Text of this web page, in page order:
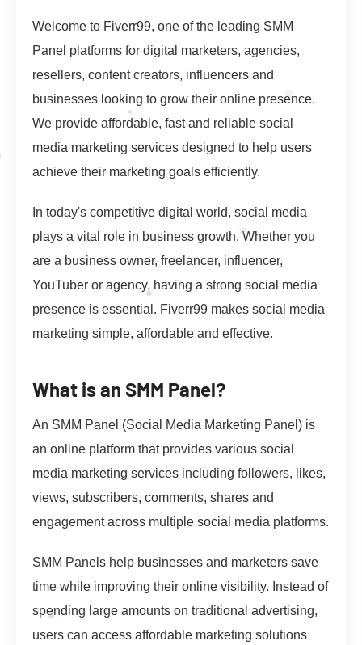
Welcome to Fiverr99, one of the leading SMM
Panel platforms for digital marketers, agencies,
resellers, content creators, influencers and
businesses looking to grow their online presence.
We provide affordable, fast and reliable social
media marketing services designed to help users
achieve their marketing goals efficiently.
In today's competitive digital world, social media
plays a vital role in business growth. Whether you
are a business owner, freelancer, influencer,
YouTuber or agency, having a strong social media
presence is essential. Fiverr99 makes social media
marketing simple, affordable and effective.
What is an SMM Panel?
An SMM Panel (Social Media Marketing Panel) is
an online platform that provides various social
media marketing services including followers, likes,
views, subscribers, comments, shares and
engagement across multiple social media platforms.
SMM Panels help businesses and marketers save
time while improving their online visibility. Instead of
spending large amounts on traditional advertising,
users can access affordable marketing solutions